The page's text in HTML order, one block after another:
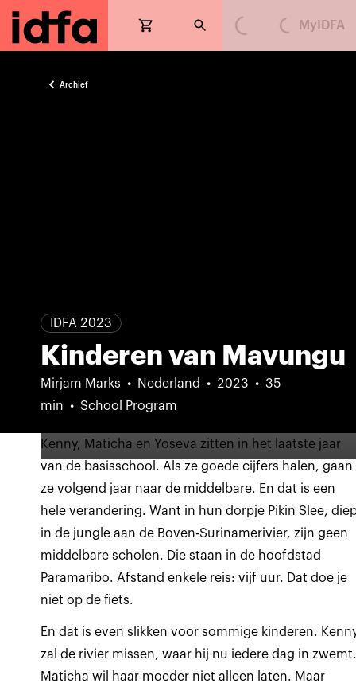
Loading... Loading... MyIDFA
Archief
IDFA 2023
Kinderen van Mavungu
Mirjam Marks Nederland 2023
35
min
School Program
Kenny, Maticha en Yoseva zitten in het laatste jaar
van de basisschool. Als ze goede cijfers halen, gaan
ze volgend jaar naar de middelbare. En dat is een
hele verandering. Want in hun dorpje Pikin Slee,
in de jungle aan de Boven-Surinamerivier, zijn geen
middelbare scholen. Die staan in de hoofdstad
Paramaribo. Afstand enkele reis: vijf uur. Dat doe je
niet op de fiets.
En dat is even slikken voor sommige kinderen.
zal de rivier missen, waar hij nu iedere dag in
Maticha wil haar moeder niet alleen laten. Maar